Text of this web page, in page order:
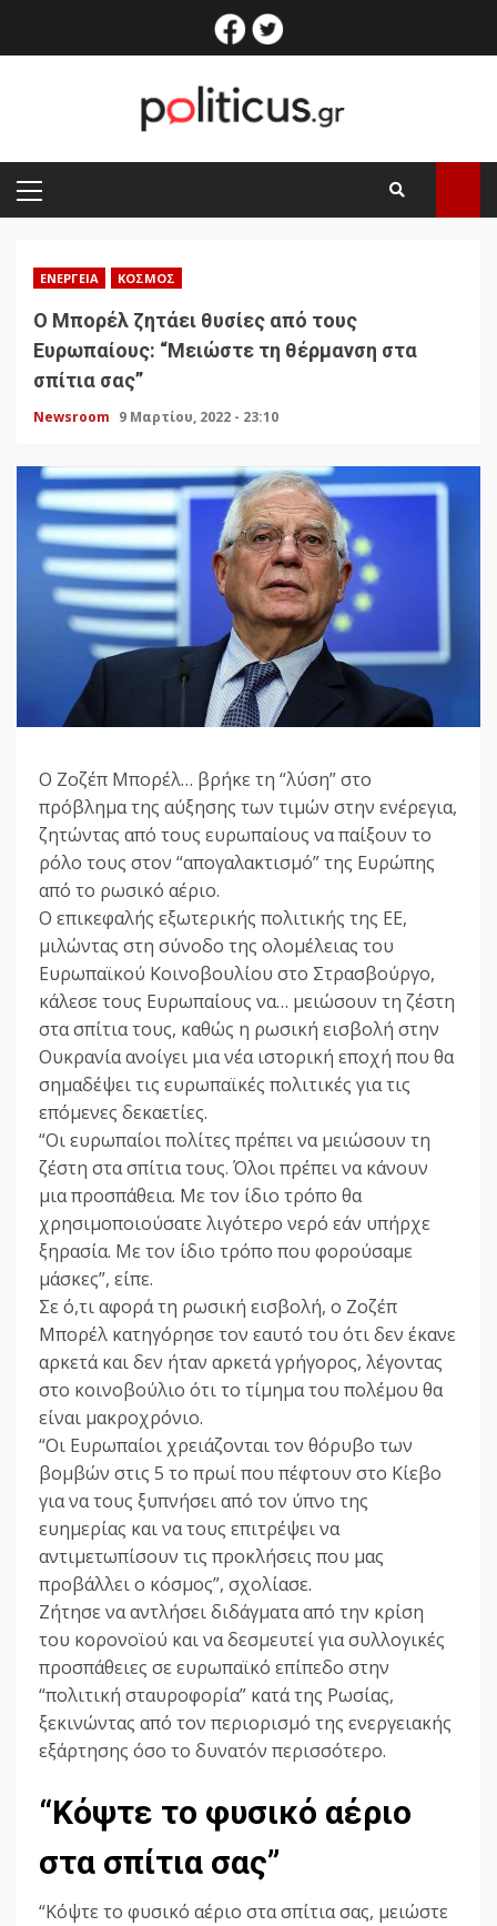
facebook
PRIMARY
MENU
ΕΝΈΡΓΕΙΑ ΚΌΣΜΟΣ
Ο Μπορέλ ζητάει θυσίες από τους
Ευρωπαίους: “Μειώστε τη θέρμανση στα
σπίτια σας”
Newsroom 9 Μαρτίου, 2022 - 23:10
Ο Ζοζέπ Μπορέλ… βρήκε τη “λύση” στο
πρόβλημα της αύξησης των τιμών στην ενέρεγια,
ζητώντας από τους ευρωπαίους να παίξουν το
ρόλο τους στον “απογαλακτισμό” της Ευρώπης
από το ρωσικό αέριο.
Ο επικεφαλής εξωτερικής πολιτικής της ΕΕ,
μιλώντας στη σύνοδο της ολομέλειας του
Ευρωπαϊκού Κοινοβουλίου στο Στρασβούργο,
κάλεσε τους Ευρωπαίους να… μειώσουν τη ζέστη
στα σπίτια τους, καθώς η ρωσική εισβολή στην
Ουκρανία ανοίγει μια νέα ιστορική εποχή που θα
σημαδέψει τις ευρωπαϊκές πολιτικές για τις
επόμενες δεκαετίες.
“Οι ευρωπαίοι πολίτες πρέπει να μειώσουν τη
ζέστη στα σπίτια τους. Όλοι πρέπει να κάνουν
μια προσπάθεια. Με τον ίδιο τρόπο θα
χρησιμοποιούσατε λιγότερο νερό εάν υπήρχε
ξηρασία. Με τον ίδιο τρόπο που φορούσαμε
μάσκες”, είπε.
Σε ό,τι αφορά τη ρωσική εισβολή, ο Ζοζέπ
Μπορέλ κατηγόρησε τον εαυτό του ότι δεν έκανε
αρκετά και δεν ήταν αρκετά γρήγορος, λέγοντας
στο κοινοβούλιο ότι το τίμημα του πολέμου θα
είναι μακροχρόνιο.
“Οι Ευρωπαίοι χρειάζονται τον θόρυβο των
βομβών στις 5 το πρωί που πέφτουν στο Κίεβο
για να τους ξυπνήσει από τον ύπνο της
ευημερίας και να τους επιτρέψει να
αντιμετωπίσουν τις προκλήσεις που μας
προβάλλει ο κόσμος”, σχολίασε.
Ζήτησε να αντλήσει διδάγματα από την κρίση
του κορονοϊού και να δεσμευτεί για συλλογικές
προσπάθειες σε ευρωπαϊκό επίπεδο στην
“πολιτική σταυροφορία” κατά της Ρωσίας,
ξεκινώντας από τον περιορισμό της ενεργειακής
εξάρτησης όσο το δυνατόν περισσότερο.
“Κόψτε το φυσικό αέριο
στα σπίτια σας”
“Κόψτε το φυσικό αέριο στα σπίτια σας, μειώστε